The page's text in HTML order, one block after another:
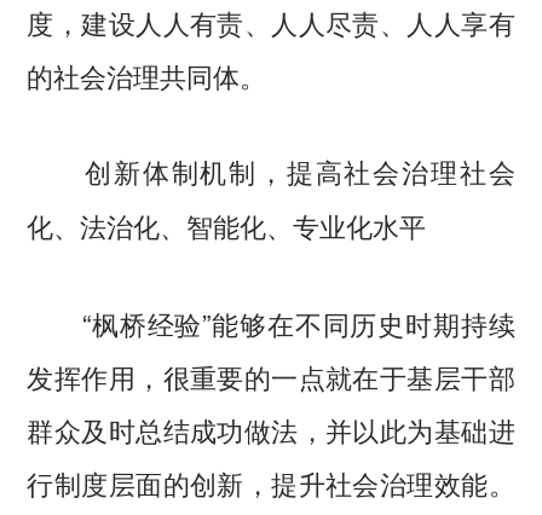
度，建设人人有责、人人尽责、人人享有
的社会治理共同体。
创新体制机制，提高社会治理社会
化、法治化、智能化、专业化水平
“枫桥经验”能够在不同历史时期持续
发挥作用，很重要的一点就在于基层干部
群众及时总结成功做法，并以此为基础进
行制度层面的创新，提升社会治理效能。